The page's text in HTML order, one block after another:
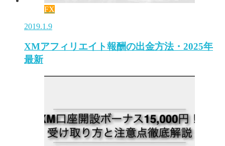
FX
2019.1.9
XMアフィリエイト報酬の出金方法・2025年
最新